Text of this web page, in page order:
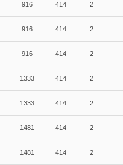
916 414 2
916 414 2
916 414 2
1333 414 2
1333 414 2
1481 414 2
1481 414 2